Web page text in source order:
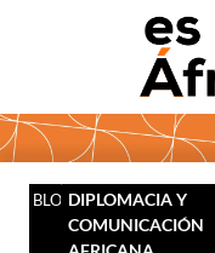
BLOGDIPLOMACIA Y
COMUNICACIÓN